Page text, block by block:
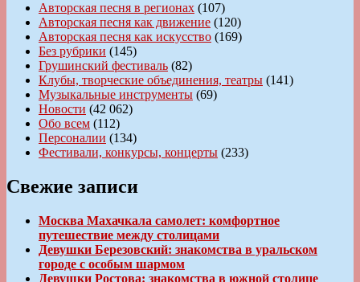
Авторская песня в регионах (107)
Авторская песня как движение (120)
Авторская песня как искусство (169)
Без рубрики (145)
Грушинский фестиваль (82)
Клубы, творческие объединения, театры (141)
Музыкальные инструменты (69)
Новости (42 062)
Обо всем (112)
Персоналии (134)
Фестивали, конкурсы, концерты (233)
Свежие записи
Москва Махачкала самолет: комфортное
путешествие между столицами
Девушки Березовский: знакомства в уральском
городе с особым шармом
Девушки Ростова: знакомства в южной столице